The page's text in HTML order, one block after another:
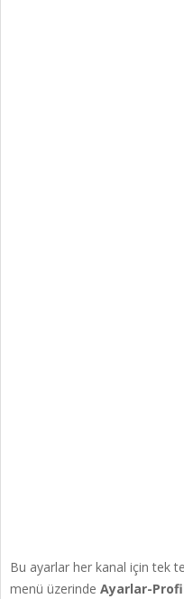
Bu ayarlar her kanal için tek
menü üzerinde Ayarlar-